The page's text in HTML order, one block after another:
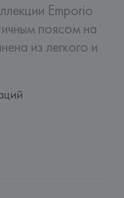
Emporio
поясом на
из легкого и